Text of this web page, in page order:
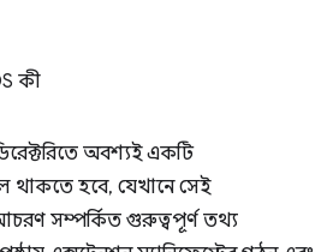
কী
অবশ্যই একটি
থাকতে হবে, যেখানে সেই
সম্পর্কিত গুরুত্বপূর্ণ তথ্য